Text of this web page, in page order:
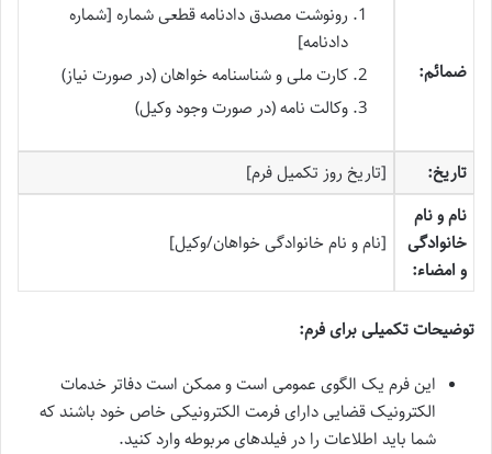
ضمائم:
رونوشت مصدق دادنامه قطعی شماره [شماره
دادنامه]
کارت ملی و شناسنامه خواهان (در صورت نیاز)
وکالت نامه (در صورت وجود وکیل)
تاریخ:
[تاریخ روز تکمیل فرم]
نام و نام
خانوادگی
و امضاء:
[نام و نام خانوادگی خواهان/وکیل]
توضیحات تکمیلی برای فرم:
این فرم یک الگوی عمومی است و ممکن است دفاتر خدمات
الکترونیک قضایی دارای فرمت الکترونیکی خاص خود باشند که
شما باید اطلاعات را در فیلدهای مربوطه وارد کنید.